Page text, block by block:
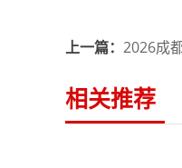
上一篇： 2026成
相关推荐